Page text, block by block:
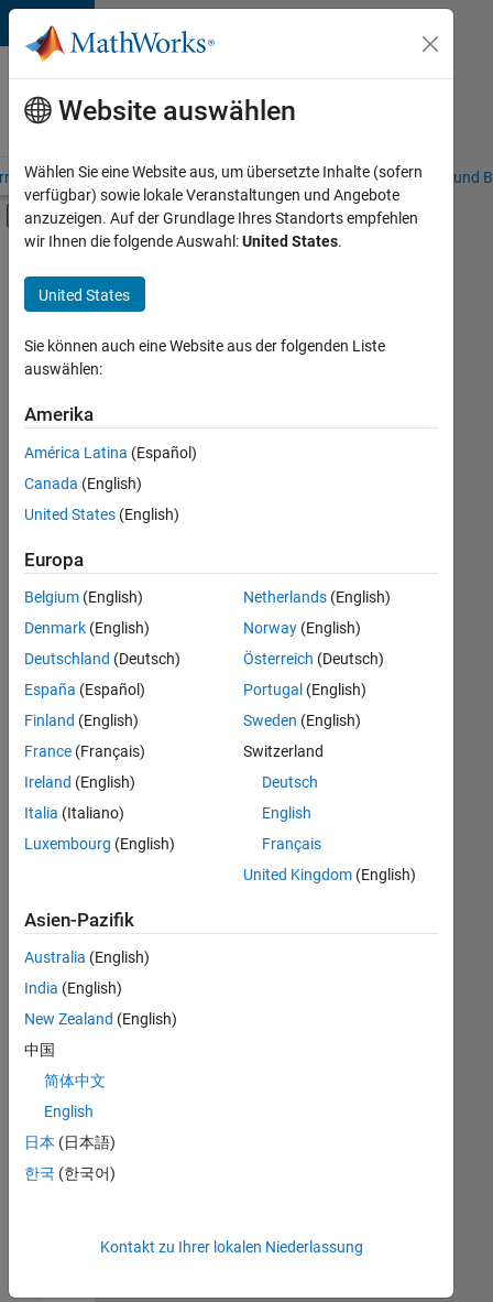
Weiter zum Inhalt
Karriere
bei
MathWorks
– Übersicht Stellensuche Niederlassungen Studierende und
Umschaltung für Off-Canvas-
Hauptinhalt
Commercial Sales
Customer Support
Education Sales
Inside Sales
Marketing Services
Finance and Operations
Human Resources
Legal
+7
Derzeit
es
keine
offenen
Stellen,
Ihren
Suchkriterien
entsprechen.
können
die
Suchkriterien
weiter
fassen
oder
alle
Stellenangebote
anzeigen .
noch
keine
offenen
Stellen
können,
die
Ihren
entsprechen,
werden
unseres
Website auswählen
Wählen Sie eine Website aus, um übersetzte Inhalte (sofern
verfügbar) sowie lokale Veranstaltungen und Angebote
anzuzeigen. Auf der Grundlage Ihres Standorts empfehlen
wir Ihnen die folgende Auswahl:United States.
United States
Sie können auch eine Website aus der folgenden Liste
auswählen:
Amerika
América Latina (Español)
Canada (English)
United States (English)
Europa
Belgium (English)
Denmark (English)
Deutschland (Deutsch)
España (Español)
Finland (English)
France (Français)
Ireland (English)
Italia (Italiano)
Luxembourg (English)
Netherlands(English)
Norway(English)
Österreich (Deutsch)
Portugal (English)
Sweden (English)
Switzerland
Deutsch
English
Français
United Kingdom(English)
Asien-Pazifik
Australia (English)
India (English)
New Zealand (English)
中国
简体中文
English
日本 (日本語)
한국 (한국어)
Kontakt zu Ihrer lokalen Niederlassung